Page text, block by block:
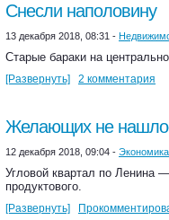
Снесли наполовину
13 декабря 2018, 08:31 -
Старые бараки на
[Развернуть] 2 комментария
Желающих не
12 декабря 2018, 09:04 -
Угловой квартал по Ленина
продуктового.
[Развернуть]